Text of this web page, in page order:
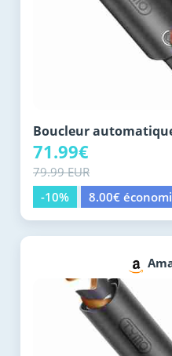
Boucleur
71.99€
79.99 EUR
-10%
8.00€